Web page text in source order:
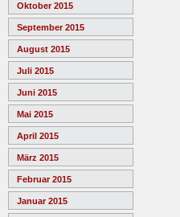
Oktober 2015
September 2015
August 2015
Juli 2015
Juni 2015
Mai 2015
April 2015
März 2015
Februar 2015
Januar 2015